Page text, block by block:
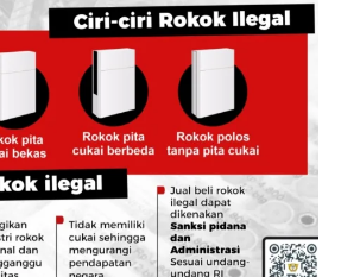
masih dalam proses penyelidikan
akan kami sampaikan,”
di sekitar lokasi mengatakan
ia melihat kepulan asap hitam
bangunan asrama. Tak lama
dengan cepat membesar dan
lainnya.